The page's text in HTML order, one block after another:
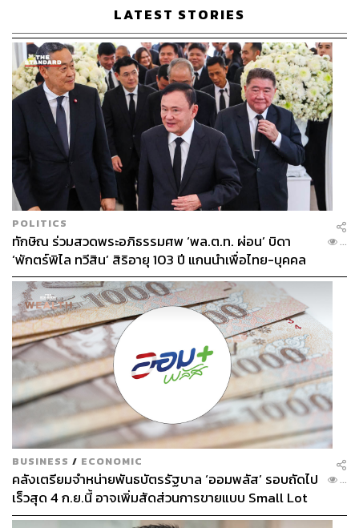
สัมพันธ์ระหว่างทั้งสองประเทศก็เข้าสู่ขาลง ประกอบกับ
ความล่าช้าในการสร้างโรงงานผลิตกระแสไฟฟ้าด้วยเครื่อง
ปฏิกรณ์น้ำเดือด จนสุดท้ายเกาหลีเหนือประกาศจะเปิด
โรงงานนิวเคลียร์ขึ้นมาใหม่เพื่อผลิตกระแสไฟฟ้า และ
ประกาศขับไล่ปฏิบัติการจับตาโครงการนิวเคลียร์ของเกาหลี
ซึ่งดำเนินงานโดย IAEA ออกไปจากประเทศ
แม้แนวคิดที่เชื่อว่าเกาหลีเหนือต้องการมีขีปนาวุธและ
อาวุธนิวเคลียร์เพื่อเป็นเครื่องต่อรองความช่วยเหลือทางการ
เงินจะสามารถอธิบายแรงจูงใจของเกาหลีเหนือได้บางส่วน
แต่ต้องอย่าลืมว่าปัจจัยด้านผู้นำของเกาหลีเหนือเปลี่ยนแปลง
ไปนับตั้งแต่คิมจองอึนขึ้นรับตำแหน่งแทนผู้เป็นบิดา
ในฐานะผู้นำเกาหลีเหนือคนแรกที่ไม่เคยมีประสบการณ์
ชีวิตจากช่วงสงครามและการสร้างชาติมาก่อน คิมจองอึนผู้
ซึ่งเติบโตมาในสถานะ ‘เจ้าชาย’​ แห่งเกาหลีเหนือที่มีทุกอย่าง
เพียบพร้อม และเคยใช้ชีวิตช่วงหนึ่งของชีวิตในต่างแดน อาจ
เพียงต้องการพัฒนาขีปนาวุธและอาวุธนิวเคลียร์เพื่อให้เป็นที่
‘ยอมรับ’ ของ ‘กลุ่มชาติผู้มีอาวุธนิวเคลียร์’ ซึ่งมีเพียงไม่กี่
ประเทศทั่วโลกเท่านั้น
การต่อสู้ของเกาหลีเหนือในปัจจุบันจึงอาจเป็นเพียงการ
ต่อสู้ให้นานาชาติยอมอนุญาตให้เกาหลีเหนือเป็นชาติที่ ‘ติด
อาวุธนิวเคลียร์ได้’ เหมือนกับประเทศอื่นๆ เพราะมองว่าการ
ได้รับการยอมรับดังกล่าวถือเป็น ‘เกียรติยศ’ อีกประการของ
เกาหลีเหนือก็เป็นได้
แล้วไงใครแคร์?
การทดสอบขีปนาวุธของเกาหลีเหนือทุกครั้งล้วนเป็นที่
จับตาของนานาชาติ และมักตามมาด้วยคำประณามจาก
หลายๆ ประเทศ โดยเฉพาะอย่างยิ่ง สหรัฐฯ ญี่ปุ่น และ
LATEST STORIES
POLITICS
ทักษิณ ร่วมสวดพระอภิธรรมศพ ‘พล.ต.ท. ผ่อน’ บิดา
‘พักตร์พิไล ทวีสิน’ สิริอายุ 103 ปี แกนนำเพื่อไทย-บุคคล
หลากวงการร่วมอาลัย
...
BUSINESS / ECONOMIC
คลังเตรียมจำหน่ายพันธบัตรรัฐบาล ‘ออมพลัส’ รอบถัดไป
เร็วสุด 4 ก.ย.นี้ อาจเพิ่มสัดส่วนการขายแบบ Small Lot
First มากขึ้น
...